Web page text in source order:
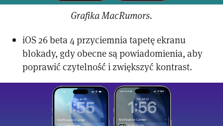
Grafika MacRumors.
iOS 26 beta 4 przyciemnia tapetę ekranu
blokady, gdy obecne są powiadomienia, aby
poprawić czytelność i zwiększyć kontrast.